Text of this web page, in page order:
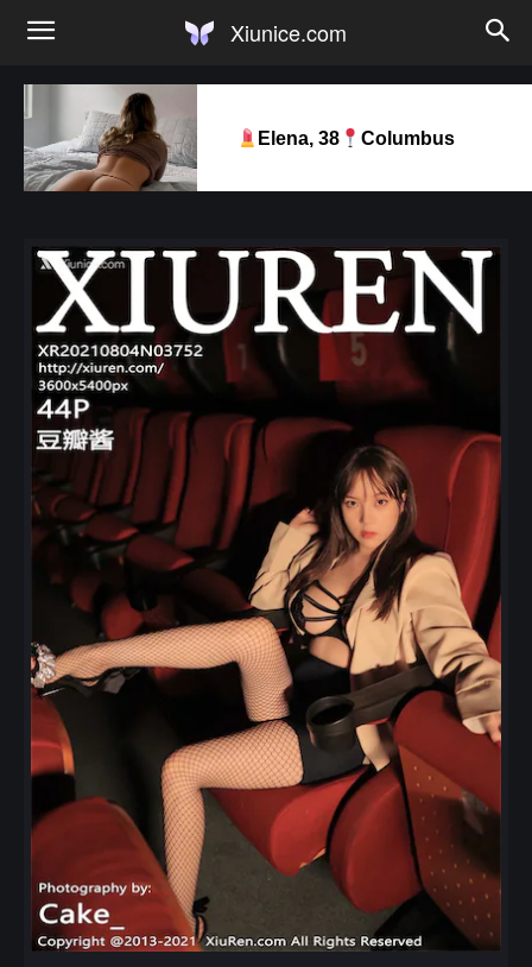
Xiunice.com
Elena, 38 Columbus